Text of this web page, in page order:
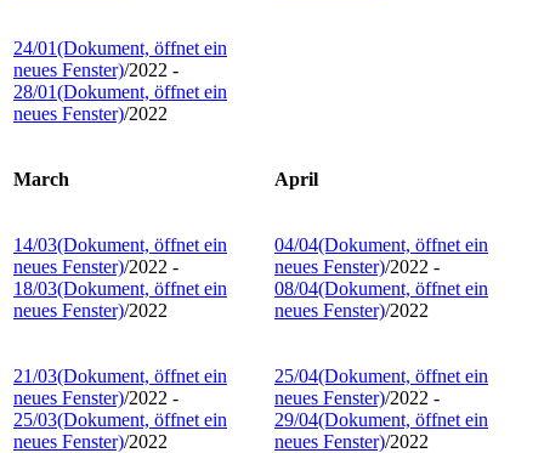
24/01(Dokument, öffnet ein
neues Fenster)/2022 -
28/01(Dokument, öffnet ein
neues Fenster)/2022
March April
14/03(Dokument, öffnet ein
neues Fenster)/2022 -
18/03(Dokument, öffnet ein
neues Fenster)/2022
04/04(Dokument, öffnet ein
neues Fenster)/2022 -
08/04(Dokument, öffnet ein
neues Fenster)/2022
21/03(Dokument, öffnet ein
neues Fenster)/2022 -
25/03(Dokument, öffnet ein
neues Fenster)/2022
25/04(Dokument, öffnet ein
neues Fenster)/2022 -
29/04(Dokument, öffnet ein
neues Fenster)/2022